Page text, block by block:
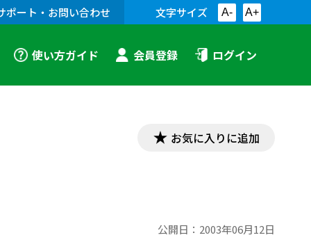
ポート・お問い合わせ 文字サイズ A- A+
使い方ガイド 会員登録 ログイン
お気に入りに追加
公開日： 2003年06月12日